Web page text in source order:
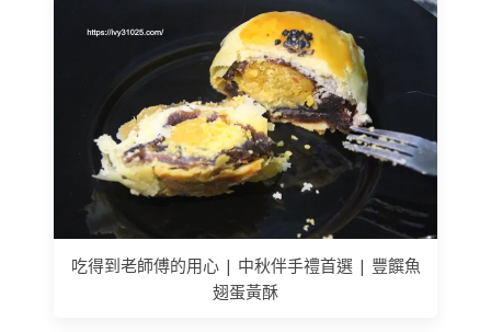
吃得到老師傅的用心 | 中秋伴手禮首選 | 豐饌魚
翅蛋黃酥